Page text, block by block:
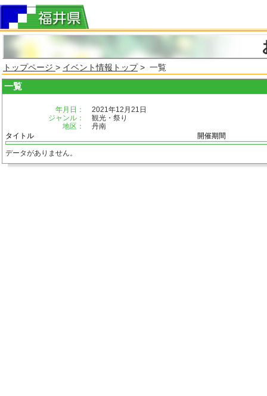
トップページ > イベント情報トップ> 一覧
一覧
年月日：
2021年12月21日
ジャンル：
観光・祭り
地区：
丹南
タイトル
開催期間
データがありません。